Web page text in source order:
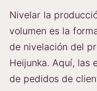
Nivelar la
volumen es la
de nivelación del
Heijunka. Aquí, las
de pedidos de